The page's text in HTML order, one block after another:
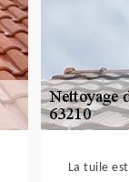
La tuile